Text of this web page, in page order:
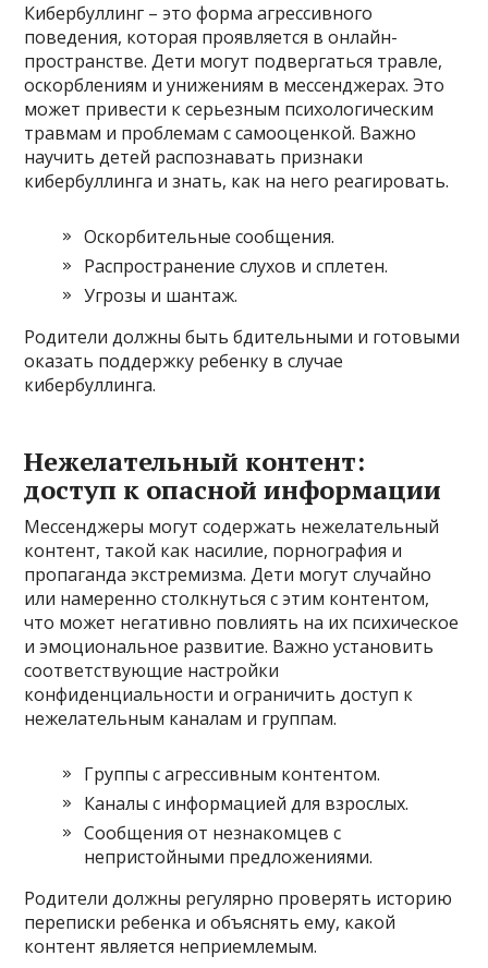
Кибербуллинг – это форма агрессивного
поведения, которая проявляется в онлайн-
пространстве. Дети могут подвергаться травле,
оскорблениям и унижениям в мессенджерах. Это
может привести к серьезным психологическим
травмам и проблемам с самооценкой. Важно
научить детей распознавать признаки
кибербуллинга и знать, как на него реагировать.
Оскорбительные сообщения.
Распространение слухов и сплетен.
Угрозы и шантаж.
Родители должны быть бдительными и готовыми
оказать поддержку ребенку в случае
кибербуллинга.
Нежелательный контент:
доступ к опасной информации
Мессенджеры могут содержать нежелательный
контент, такой как насилие, порнография и
пропаганда экстремизма. Дети могут случайно
или намеренно столкнуться с этим контентом,
что может негативно повлиять на их психическое
и эмоциональное развитие. Важно установить
соответствующие настройки
конфиденциальности и ограничить доступ к
нежелательным каналам и группам.
Группы с агрессивным контентом.
Каналы с информацией для взрослых.
Сообщения от незнакомцев с
непристойными предложениями.
Родители должны регулярно проверять историю
переписки ребенка и объяснять ему, какой
контент является неприемлемым.